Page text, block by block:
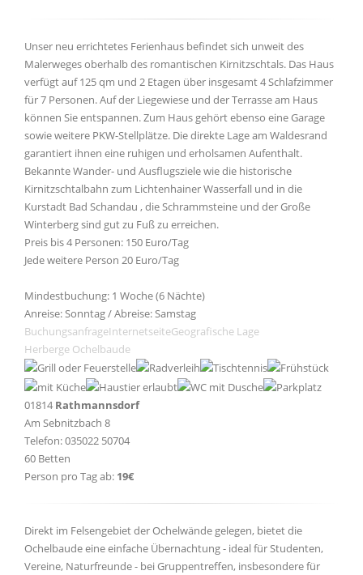
Unser neu errichtetes Ferienhaus befindet sich unweit des
Malerweges oberhalb des romantischen Kirnitzschtals. Das Haus
verfügt auf 125 qm und 2 Etagen über insgesamt 4 Schlafzimmer
für 7 Personen. Auf der Liegewiese und der Terrasse am Haus
können Sie entspannen. Zum Haus gehört ebenso eine Garage
sowie weitere PKW-Stellplätze. Die direkte Lage am Waldesrand
garantiert ihnen eine ruhigen und erholsamen Aufenthalt.
Bekannte Wander- und Ausflugsziele wie die historische
Kirnitzschtalbahn zum Lichtenhainer Wasserfall und in die
Kurstadt Bad Schandau , die Schrammsteine und der Große
Winterberg sind gut zu Fuß zu erreichen.
Preis bis 4 Personen: 150 Euro/Tag
Jede weitere Person 20 Euro/Tag
Mindestbuchung: 1 Woche (6 Nächte)
Anreise: Sonntag / Abreise: Samstag
BuchungsanfrageInternetseiteGeografische Lage
Herberge Ochelbaude
01814 Rathmannsdorf
Am Sebnitzbach 8
Telefon: 035022 50704
60 Betten
Person pro Tag ab: 19€
Direkt im Felsengebiet der Ochelwände gelegen, bietet die
Ochelbaude eine einfache Übernachtung - ideal für Studenten,
Vereine, Naturfreunde - bei Gruppentreffen, insbesondere für